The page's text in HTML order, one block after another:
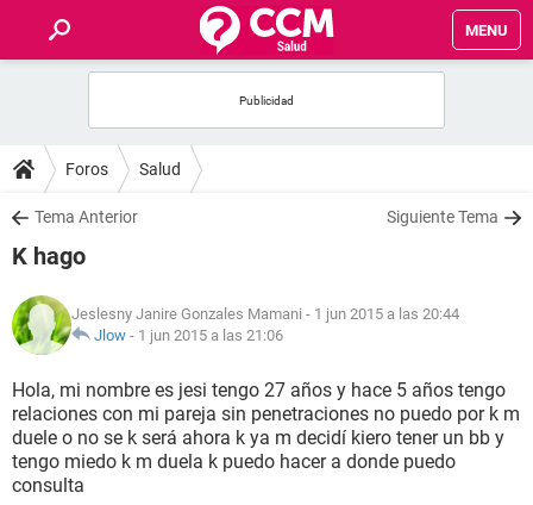
MENU
FOROS
SALUD
FAMILIA
NUTRICIÓN
BIENESTAR
SEXUALIDAD
Foros Salud
Tema Anterior Siguiente Tema
K hago
Jeslesny Janire Gonzales Mamani - 1 jun 2015 a las 20:44
Jlow - 1 jun 2015 a las 21:06
Hola, mi nombre es jesi tengo 27 años y hace 5 años tengo
relaciones con mi pareja sin penetraciones no puedo por k m
duele o no se k será ahora k ya m decidí kiero tener un bb y
tengo miedo k m duela k puedo hacer a donde puedo
consulta